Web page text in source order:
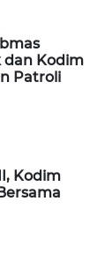
dan Kodim
Patroli
Kodim